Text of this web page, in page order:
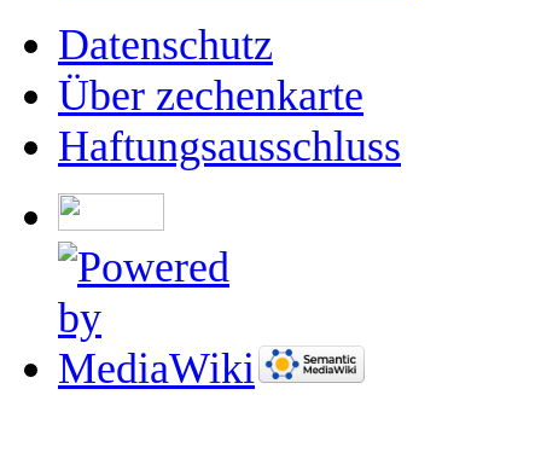
Datenschutz
Über zechenkarte
Haftungsausschluss